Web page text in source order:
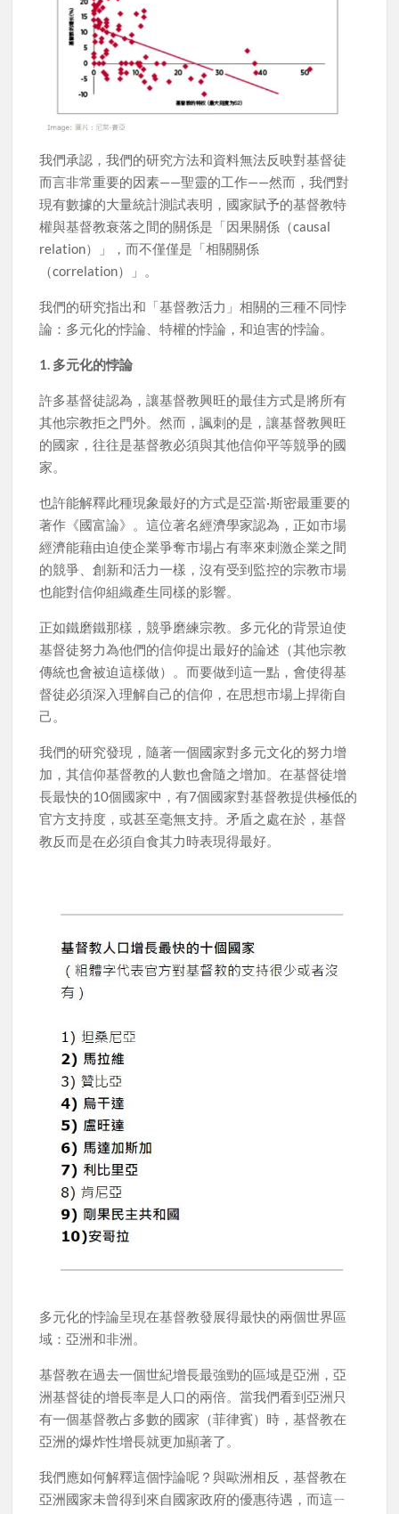
我們承認，我們的研究方法和資料無法反映對基督徒
而言非常重要的因素——聖靈的工作——然而，我們對
現有數據的大量統計測試表明，國家賦予的基督教特
權與基督教衰落之間的關係是「因果關係（causal
relation）」，而不僅僅是「相關關係
（correlation）」。
我們的研究指出和「基督教活力」相關的三種不同悖
論：多元化的悖論、特權的悖論，和迫害的悖論。
1. 多元化的悖論
許多基督徒認為，讓基督教興旺的最佳方式是將所有
其他宗教拒之門外。然而，諷刺的是，讓基督教興旺
的國家，往往是基督教必須與其他信仰平等競爭的國
家。
也許能解釋此種現象最好的方式是亞當·斯密最重要的
著作《國富論》。這位著名經濟學家認為，正如市場
經濟能藉由迫使企業爭奪市場占有率來刺激企業之間
的競爭、創新和活力一樣，沒有受到監控的宗教市場
也能對信仰組織產生同樣的影響。
正如鐵磨鐵那樣，競爭磨練宗教。多元化的背景迫使
基督徒努力為他們的信仰提出最好的論述（其他宗教
傳統也會被迫這樣做）。而要做到這一點，會使得基
督徒必須深入理解自己的信仰，在思想市場上捍衛自
己。
我們的研究發現，隨著一個國家對多元文化的努力增
加，其信仰基督教的人數也會隨之增加。在基督徒增
長最快的10個國家中，有7個國家對基督教提供極低的
官方支持度，或甚至毫無支持。矛盾之處在於，基督
教反而是在必須自食其力時表現得最好。
多元化的悖論呈現在基督教發展得最快的兩個世界區
域：亞洲和非洲。
基督教在過去一個世紀增長最強勁的區域是亞洲，亞
洲基督徒的增長率是人口的兩倍。當我們看到亞洲只
有一個基督教占多數的國家（菲律賓）時，基督教在
亞洲的爆炸性增長就更加顯著了。
我們應如何解釋這個悖論呢？與歐洲相反，基督教在
亞洲國家未曾得到來自國家政府的優惠待遇，而這ㄧ